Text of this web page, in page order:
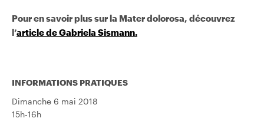
Pour en savoir plus sur la Mater dolorosa, découvrez
l’article de Gabriela Sismann.
INFORMATIONS PRATIQUES
Dimanche 6 mai 2018
15h-16h